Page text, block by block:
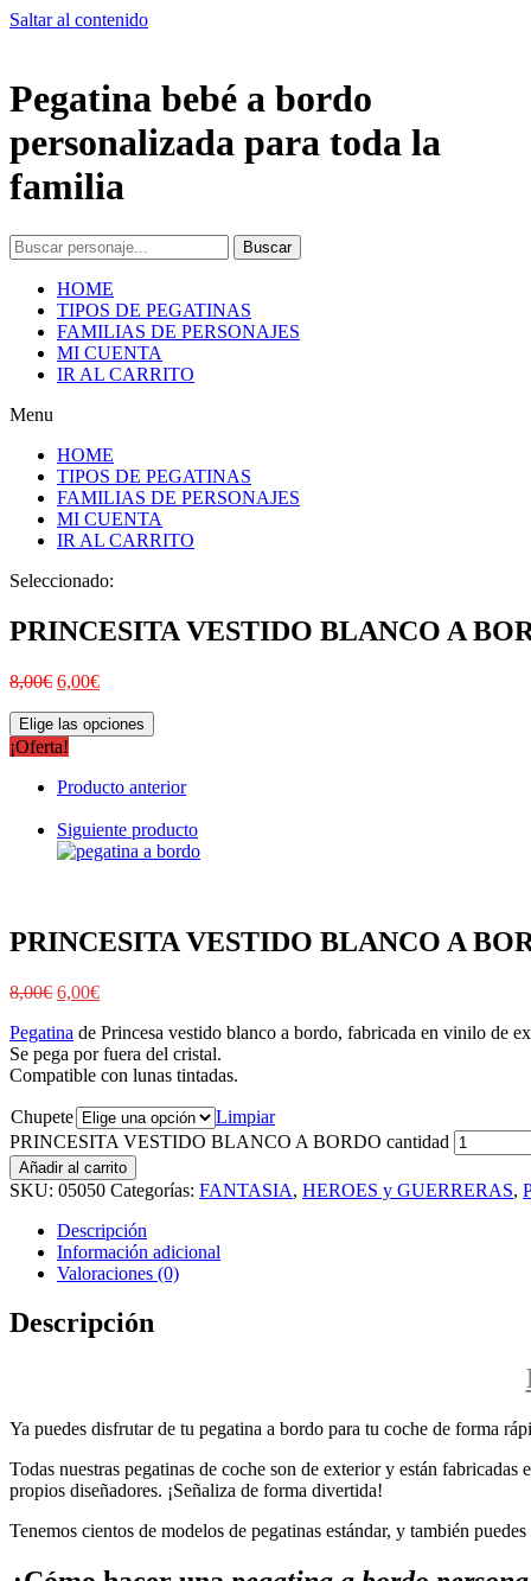
Saltar al contenido
Pegatina bebé a bordo
personalizada para toda la
familia
Buscar
HOME
TIPOS DE PEGATINAS
FAMILIAS DE PERSONAJES
MI CUENTA
IR AL CARRITO
Menu
HOME
TIPOS DE PEGATINAS
FAMILIAS DE PERSONAJES
MI CUENTA
IR AL CARRITO
Seleccionado:
PRINCESITA VESTIDO BLANCO A
8,00€ 6,00€
Elige las opciones
¡Oferta!
Producto anterior
Siguiente producto
PRINCESITA VESTIDO BLANCO A
8,00€ 6,00€
Pegatina de Princesa vestido blanco a bordo, fabricada en vinilo de
Se pega por fuera del cristal.
Compatible con lunas tintadas.
Chupete
Limpiar
PRINCESITA VESTIDO BLANCO A BORDO cantidad
Añadir al carrito
SKU: 05050 Categorías: FANTASIA, HEROES y GUERRERAS,
Descripción
Información adicional
Valoraciones (0)
Descripción
Ya puedes disfrutar de tu pegatina a bordo para tu coche de forma
Todas nuestras pegatinas de coche son de exterior y están
propios diseñadores. ¡Señaliza de forma divertida!
Tenemos cientos de modelos de pegatinas estándar, y también